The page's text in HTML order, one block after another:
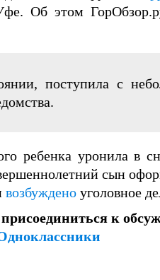
Об этом
поступила с
ребенка уронила в
сын
возбуждено уголовное
к